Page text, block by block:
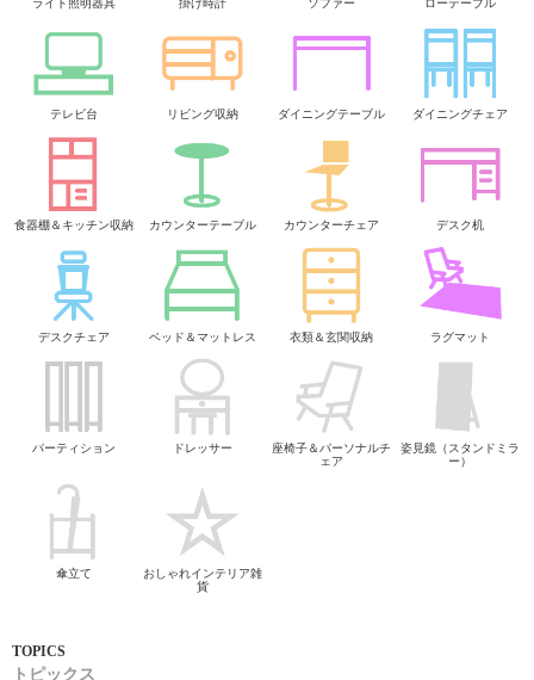
テレビ台 リビング収納 ダイニングテーブル ダイニングチェア
食器棚＆キッチン収納 カウンターテーブル カウンターチェア デスク机
デスクチェア ベッド＆マットレス 衣類＆玄関収納 ラグマット
パーティション ドレッサー
座椅子＆パーソナルチ
ェア
姿見鏡（スタンドミラ
ー）
傘立て
おしゃれインテリア雑
貨
トピックス